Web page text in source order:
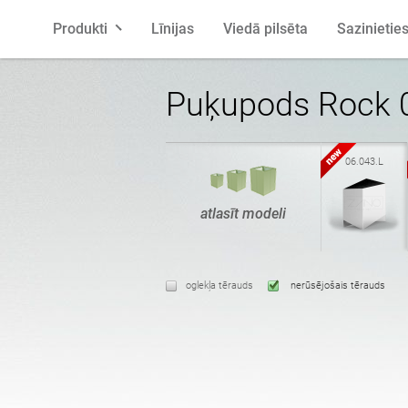
Produkti
Pelnu
Līnijas Viedā pilsēta
angļu
spāņu
lietuviešu
Puķupods Rock
atlasīt modeli
06.043.L
oglekļa tērauds nerūsējošais tērauds